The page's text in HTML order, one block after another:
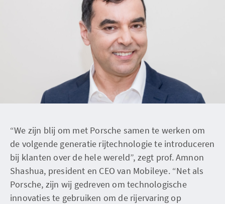
“We zijn blij om met Porsche samen te werken om
de volgende generatie rijtechnologie te introduceren
bij klanten over de hele wereld”, zegt prof. Amnon
Shashua, president en CEO van Mobileye. “Net als
Porsche, zijn wij gedreven om technologische
innovaties te gebruiken om de rijervaring op